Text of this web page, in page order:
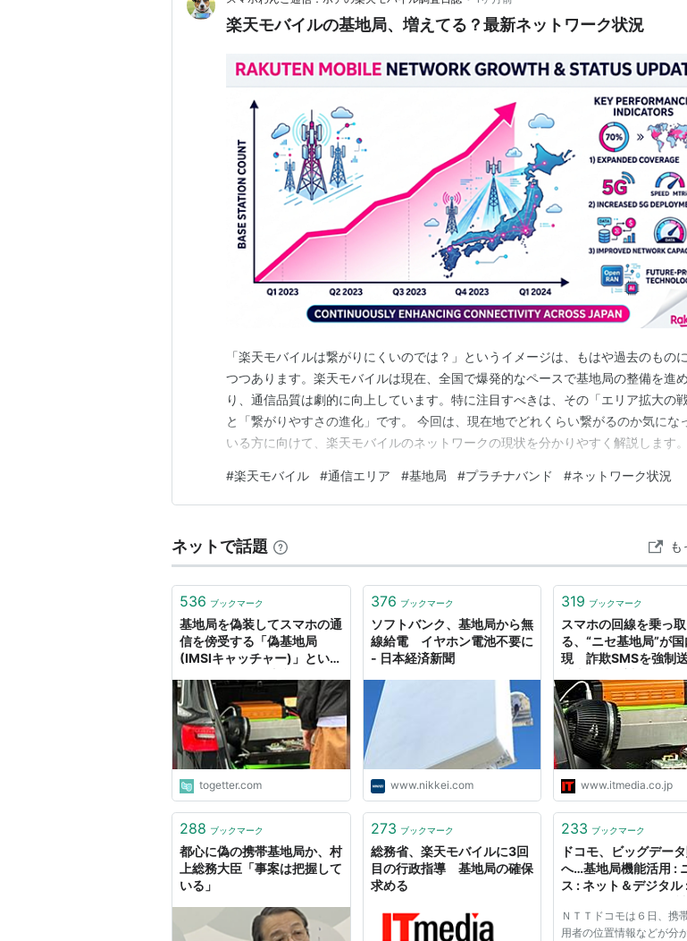
楽天モバイルの基地局、増えてる？最新ネットワーク状況
「楽天モバイルは繋がりにくいのでは？」というイメージは、もはや過去のもの
つつあります。楽天モバイルは現在、全国で爆発的なペースで基地局の整備を進
り、通信品質は劇的に向上しています。特に注目すべきは、その「エリア拡大の戦
と「繋がりやすさの進化」です。 今回は、現在地でどれくらい繋がるのか気にな
いる方に向けて、楽天モバイルのネットワークの現状を分かりやすく解説します。
かった「地下」「建物内」「山間部」において、大きな切り札となるのが「プラチ
ンド」です。現在、この電波を全国で順次拡大しており、これ…
#楽天モバイル #通信エリア #基地局 #プラチナバンド #ネットワーク状況
ネットで話題 も
536 ブックマーク
基地局を偽装してスマホの通
信を傍受する「偽基地局
(IMSIキャッチャー)」という
togetter.com
376 ブックマーク
ソフトバンク、基地局から無
線給電 イヤホン電池不要に
- 日本経済新聞
www.nikkei.com
319 ブックマーク
スマホの回線を乗っ取
る、“ニセ基地局”が
現 詐欺SMSを強制
www.itmedia.co.jp
288 ブックマーク
都心に偽の携帯基地局か、村
上総務大臣「事案は把握して
いる」
273 ブックマーク
総務省、楽天モバイルに3回
目の行政指導 基地局の確保
求める
233 ブックマーク
ドコモ、ビッグデー
へ…基地局機能活用 :
ス : ネット＆デジタル
聞）
ＮＴＴドコモは６日、携
用者の位置情報などが分